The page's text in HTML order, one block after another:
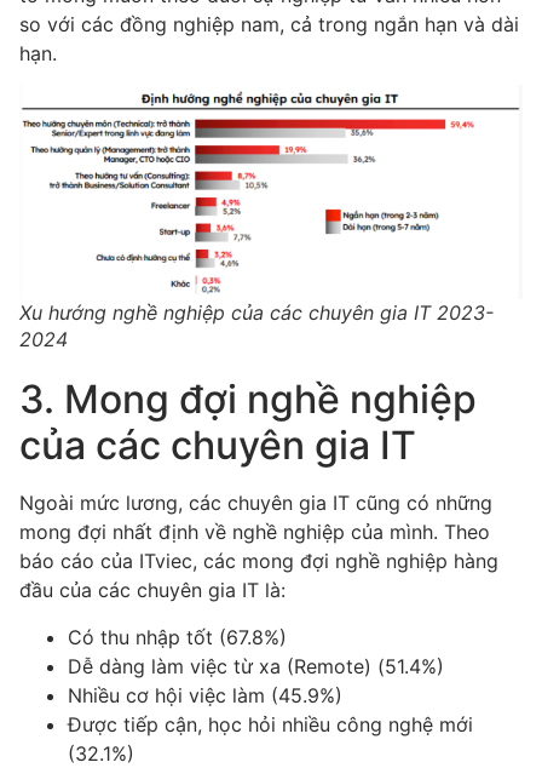
so với các đồng nghiệp nam, cả trong ngắn hạn và dài
hạn.
Xu hướng nghề nghiệp của các chuyên gia IT 2023-
2024
3. Mong đợi nghề nghiệp
của các chuyên gia IT
Ngoài mức lương, các chuyên gia IT cũng có những
mong đợi nhất định về nghề nghiệp của mình. Theo
báo cáo của ITviec, các mong đợi nghề nghiệp hàng
đầu của các chuyên gia IT là:
Có thu nhập tốt (67.8%)
Dễ dàng làm việc từ xa (Remote) (51.4%)
Nhiều cơ hội việc làm (45.9%)
Được tiếp cận, học hỏi nhiều công nghệ mới
(32.1%)